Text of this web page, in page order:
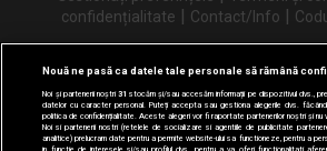
confidențialitate
Contact/Info
Urmărește-ne și pe
Nouă ne pasă ca datele tale personale să rămână
Noi și partenerii noștri31 stocăm și/sau accesăm informații pe dispozitivul dvs.,
datelor cu caracter personal. Puteți accepta sau gestiona alegerile dvs.
politica de confidențialitate. Aceste alegeri vor fi raportate partenerilor noștri și nu
Noi si partenerii nostri (retelele de socializare si agentiile de publicitate
analitice) prelucram date pentru a permite website-ului sa functioneze, pentru a